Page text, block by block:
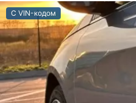
С VIN-кодом